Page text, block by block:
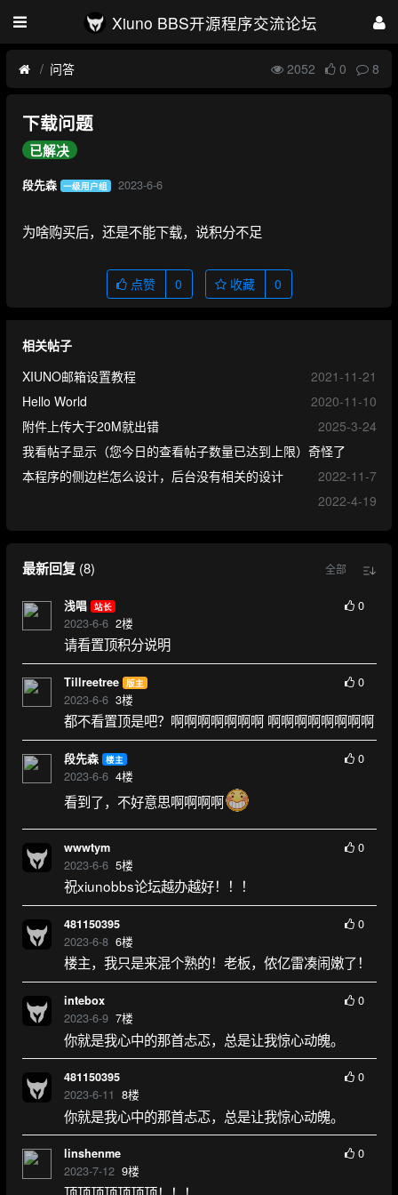
Xiuno BBS开源程序交流论坛
问答 2052 0 8
下载问题
已解决
段先森 一级用户组 2023-6-6
为啥购买后，还是不能下载，说积分不足
点赞 0 收藏 0
相关帖子
XIUNO邮箱设置教程
2021-11-21
Hello World
2020-11-10
附件上传大于20M就出错
2025-3-24
我看帖子显示（您今日的查看帖子数量已达到上限）奇怪了
2022-11-7
本程序的侧边栏怎么设计，后台没有相关的设计
2022-4-19
最新回复(8) 全部
浅唱 站长
2023-6-6 2楼
0
请看置顶积分说明
Tillreetree 版主
2023-6-6 3楼
0
都不看置顶是吧？啊啊啊啊啊啊啊 啊啊啊啊啊啊啊啊
段先森 楼主
2023-6-6 4楼
0
看到了，不好意思啊啊啊啊
wwwtym
2023-6-6 5楼
0
祝xiunobbs论坛越办越好！！！
481150395
2023-6-8 6楼
0
楼主，我只是来混个熟的！老板，侬亿雷凑闹嫩了！
intebox
2023-6-9 7楼
0
你就是我心中的那首忐忑，总是让我惊心动魄。
481150395
2023-6-11 8楼
0
你就是我心中的那首忐忑，总是让我惊心动魄。
linshenme
2023-7-12 9楼
0